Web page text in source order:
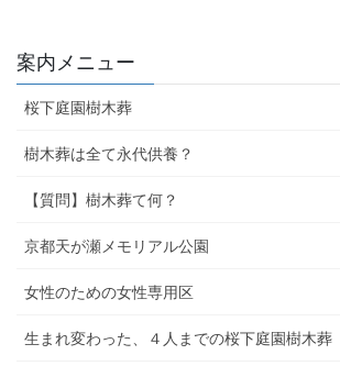
案内メニュー
桜下庭園樹木葬
樹木葬は全て永代供養？
【質問】樹木葬て何？
京都天が瀬メモリアル公園
女性のための女性専用区
生まれ変わった、４人までの桜下庭園樹木葬